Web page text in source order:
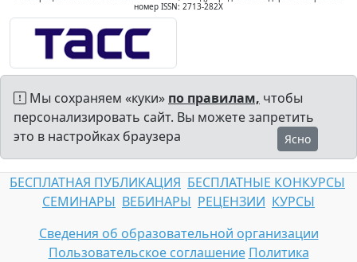
номер ISSN: 2713-282X
Мы сохраняем «куки» по правилам, чтобы
персонализировать сайт. Вы можете запретить
это в настройках браузера
Ясно
БЕСПЛАТНАЯ ПУБЛИКАЦИЯ БЕСПЛАТНЫЕ КОНКУРСЫ
СЕМИНАРЫ ВЕБИНАРЫ РЕЦЕНЗИИ КУРСЫ
Сведения об образовательной организации
Пользовательское соглашение Политика